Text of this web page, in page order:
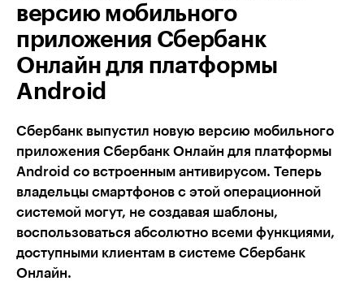
версию мобильного
приложения Сбербанк
Онлайн для платформы
Android
Сбербанк выпустил новую версию мобильного
приложения Сбербанк Онлайн для платформы
Android со встроенным антивирусом. Теперь
владельцы смартфонов с этой операционной
системой могут, не создавая шаблоны,
воспользоваться абсолютно всеми функциями,
доступными клиентам в системе Сбербанк
Онлайн.